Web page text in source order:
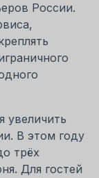
России.
увеличить
В этом году
трёх
Для гостей